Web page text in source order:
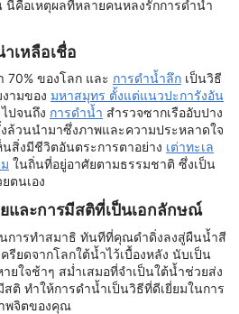
คือเหตุผลที่หลายคนหลงรักการดำน้ำ
เหลือเชื่อ
ของโลก และ การดำน้ำลึก เป็นวิธี
ามของ มหาสมุทร ตั้งแต่แนวปะการังอัน
ไปจนถึง การดำน้ำ สำรวจซากเรืออับปาง
ล้วนนำมาซึ่งภาพและความประหลาดใจ
สิ่งมีชีวิตอันตระการตาอย่าง เต่าทะเล
ในถิ่นที่อยู่อาศัยตามธรรมชาติ ซึ่งเป็น
ตนเอง
และการมีสติที่เป็นเอกลักษณ์
นการทำสมาธิ ทันทีที่คุณดำดิ่งลงสู่ผืนน้ำสี
รียดจากโลกใต้น้ำไว้เบื้องหลัง นับเป็น
ยใจช้าๆ สม่ำเสมอที่จำเป็นใต้น้ำช่วยส่ง
ติ ทำให้การดำน้ำเป็นวิธีที่ดีเยี่ยมในการ
พจิตของคุณ